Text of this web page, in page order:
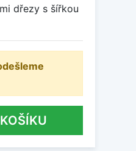
dřezy s šířkou